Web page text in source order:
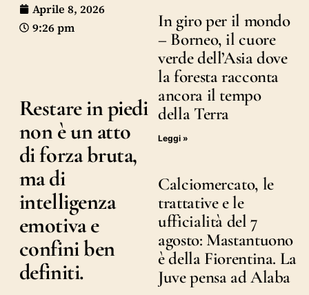
Aprile 8, 2026
9:26 pm
Restare in piedi
non è un atto
di forza bruta,
ma di
intelligenza
emotiva e
confini ben
definiti.
In giro per il mondo
– Borneo, il cuore
verde dell’Asia dove
la foresta racconta
ancora il tempo
della Terra
Leggi »
Calciomercato, le
trattative e le
ufficialità del 7
agosto: Mastantuono
è della Fiorentina. La
Juve pensa ad Alaba